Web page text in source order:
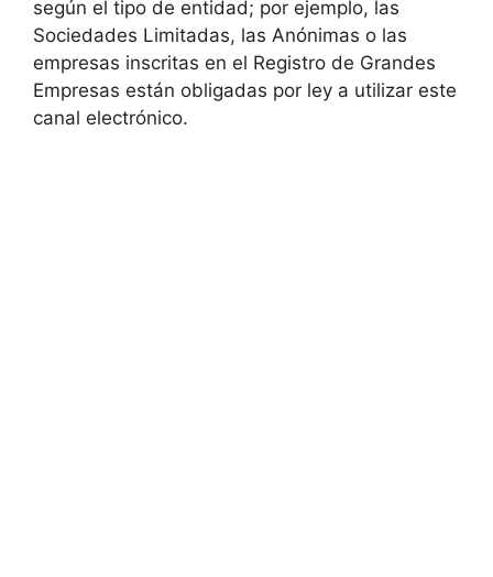
según el tipo de entidad; por ejemplo, las
Sociedades Limitadas, las Anónimas o las
empresas inscritas en el Registro de Grandes
Empresas están obligadas por ley a utilizar este
canal electrónico.